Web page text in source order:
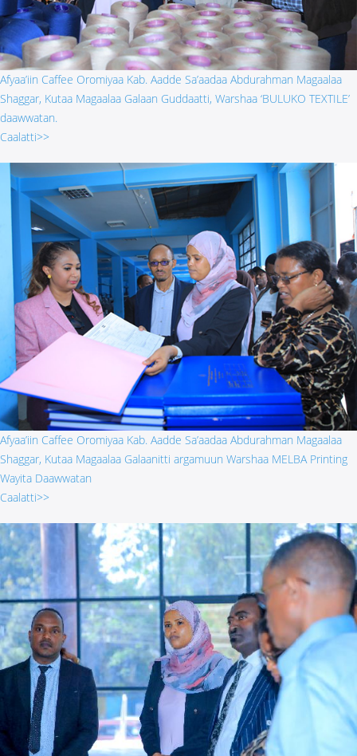
Afyaa’iin Caffee Oromiyaa Kab. Aadde Sa’aadaa Abdurahman Magaalaa
Shaggar, Kutaa Magaalaa Galaan Guddaatti, Warshaa ‘BULUKO TEXTILE’
daawwatan.
Caalatti>>
Afyaa’iin Caffee Oromiyaa Kab. Aadde Sa’aadaa Abdurahman Magaalaa
Shaggar, Kutaa Magaalaa Galaanitti argamuun Warshaa MELBA Printing
Wayita Daawwatan
Caalatti>>